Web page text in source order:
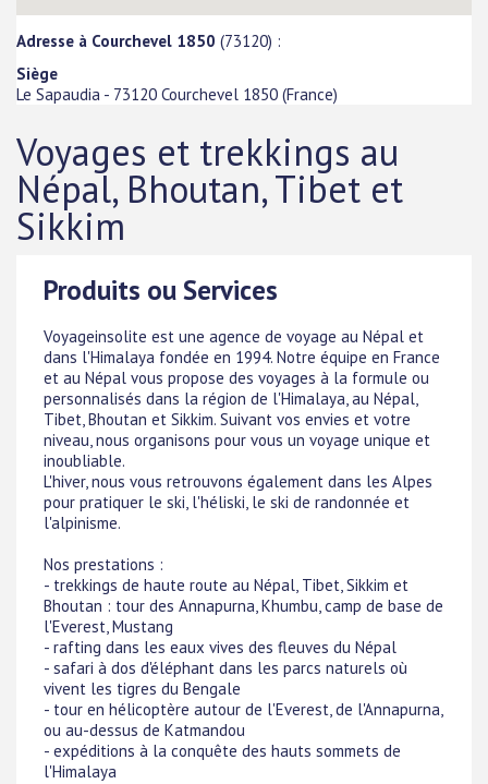
Adresse à Courchevel 1850 (73120) :
Siège
Le Sapaudia - 73120 Courchevel 1850 (France)
Voyages et trekkings au
Népal, Bhoutan, Tibet et
Sikkim
Produits ou Services
Voyageinsolite est une agence de voyage au Népal et
dans l'Himalaya fondée en 1994. Notre équipe en France
et au Népal vous propose des voyages à la formule ou
personnalisés dans la région de l'Himalaya, au Népal,
Tibet, Bhoutan et Sikkim. Suivant vos envies et votre
niveau, nous organisons pour vous un voyage unique et
inoubliable.
L'hiver, nous vous retrouvons également dans les Alpes
pour pratiquer le ski, l'héliski, le ski de randonnée et
l'alpinisme.
Nos prestations :
- trekkings de haute route au Népal, Tibet, Sikkim et
Bhoutan : tour des Annapurna, Khumbu, camp de base de
l'Everest, Mustang
- rafting dans les eaux vives des fleuves du Népal
- safari à dos d'éléphant dans les parcs naturels où
vivent les tigres du Bengale
- tour en hélicoptère autour de l'Everest, de l'Annapurna,
ou au-dessus de Katmandou
- expéditions à la conquête des hauts sommets de
l'Himalaya